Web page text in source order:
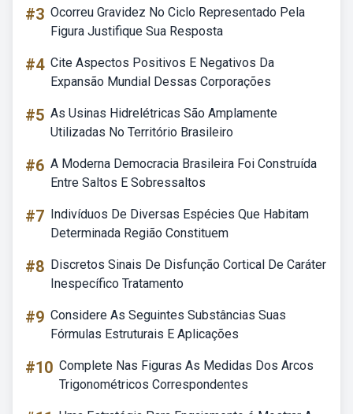
#3 Ocorreu Gravidez No Ciclo Representado Pela
Figura Justifique Sua Resposta
#4 Cite Aspectos Positivos E Negativos Da
Expansão Mundial Dessas Corporações
#5 As Usinas Hidrelétricas São Amplamente
Utilizadas No Território Brasileiro
#6 A Moderna Democracia Brasileira Foi Construída
Entre Saltos E Sobressaltos
#7 Indivíduos De Diversas Espécies Que Habitam
Determinada Região Constituem
#8 Discretos Sinais De Disfunção Cortical De Caráter
Inespecífico Tratamento
#9 Considere As Seguintes Substâncias Suas
Fórmulas Estruturais E Aplicações
#10 Complete Nas Figuras As Medidas Dos Arcos
Trigonométricos Correspondentes